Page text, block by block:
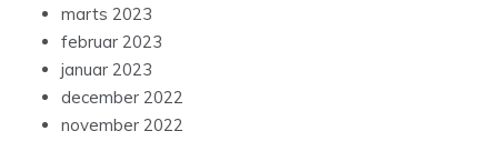
marts 2023
februar 2023
januar 2023
december 2022
november 2022